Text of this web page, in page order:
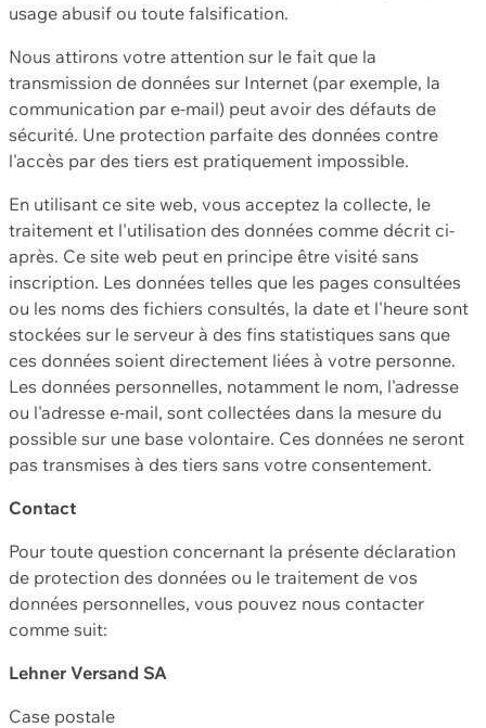
usage abusif ou toute falsification.
Nous attirons votre attention sur le fait que la
transmission de données sur Internet (par exemple, la
communication par e-mail) peut avoir des défauts de
sécurité. Une protection parfaite des données contre
l'accès par des tiers est pratiquement impossible.
En utilisant ce site web, vous acceptez la collecte, le
traitement et l'utilisation des données comme décrit ci-
après. Ce site web peut en principe être visité sans
inscription. Les données telles que les pages consultées
ou les noms des fichiers consultés, la date et l'heure sont
stockées sur le serveur à des fins statistiques sans que
ces données soient directement liées à votre personne.
Les données personnelles, notamment le nom, l'adresse
ou l'adresse e-mail, sont collectées dans la mesure du
possible sur une base volontaire. Ces données ne seront
pas transmises à des tiers sans votre consentement.
Contact
Pour toute question concernant la présente déclaration
de protection des données ou le traitement de vos
données personnelles, vous pouvez nous contacter
comme suit:
Lehner Versand SA
Case postale